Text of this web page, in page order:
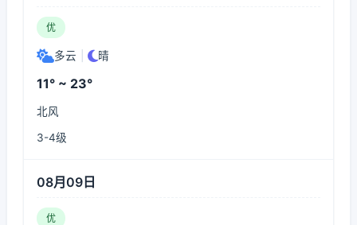
优
多云 晴
11° ~ 23°
北风
3-4级
08月09日
优